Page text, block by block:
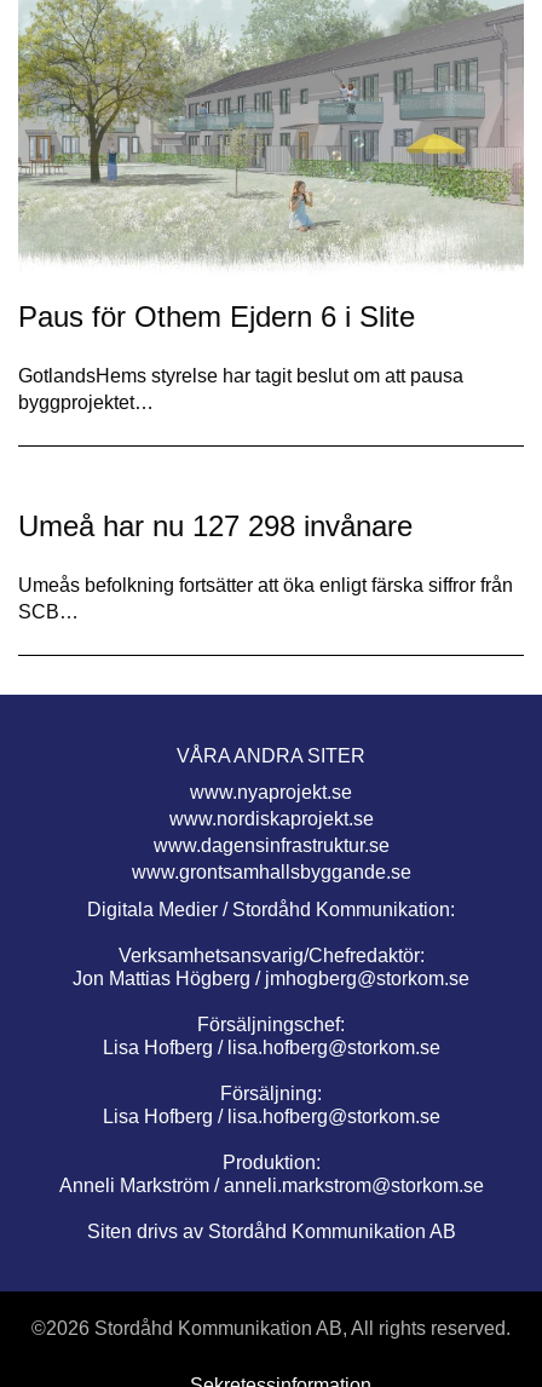
Paus för Othem Ejdern 6 i Slite
GotlandsHems styrelse har tagit beslut om att pausa
byggprojektet…
Umeå har nu 127 298 invånare
Umeås befolkning fortsätter att öka enligt färska siffror från
SCB…
VÅRA ANDRA SITER
www.nyaprojekt.se
www.nordiskaprojekt.se
www.dagensinfrastruktur.se
www.grontsamhallsbyggande.se
Digitala Medier / Stordåhd Kommunikation:
Verksamhetsansvarig/Chefredaktör:
Jon Mattias Högberg / jmhogberg@storkom.se
Försäljningschef:
Lisa Hofberg / lisa.hofberg@storkom.se
Försäljning:
Lisa Hofberg / lisa.hofberg@storkom.se
Produktion:
Anneli Markström / anneli.markstrom@storkom.se
Siten drivs av Stordåhd Kommunikation AB
©2026 Stordåhd Kommunikation AB, All rights reserved.